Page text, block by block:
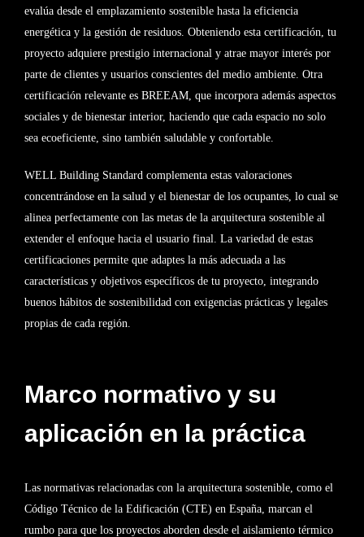
evalúa desde el emplazamiento sostenible hasta la eficiencia
energética y la gestión de residuos. Obteniendo esta certificación, tu
proyecto adquiere prestigio internacional y atrae mayor interés por
parte de clientes y usuarios conscientes del medio ambiente. Otra
certificación relevante es BREEAM, que incorpora además aspectos
sociales y de bienestar interior, haciendo que cada espacio no solo
sea ecoeficiente, sino también saludable y confortable.
WELL Building Standard complementa estas valoraciones
concentrándose en la salud y el bienestar de los ocupantes, lo cual se
alinea perfectamente con las metas de la arquitectura sostenible al
extender el enfoque hacia el usuario final. La variedad de estas
certificaciones permite que adaptes la más adecuada a las
características y objetivos específicos de tu proyecto, integrando
buenos hábitos de sostenibilidad con exigencias prácticas y legales
propias de cada región.
Marco normativo y su
aplicación en la práctica
Las normativas relacionadas con la arquitectura sostenible, como el
Código Técnico de la Edificación (CTE) en España, marcan el
rumbo para que los proyectos aborden desde el aislamiento térmico